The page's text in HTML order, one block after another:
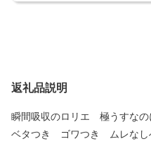
返礼品説明
瞬間吸収のロリエ 極うすな
ベタつき ゴワつき ムレな